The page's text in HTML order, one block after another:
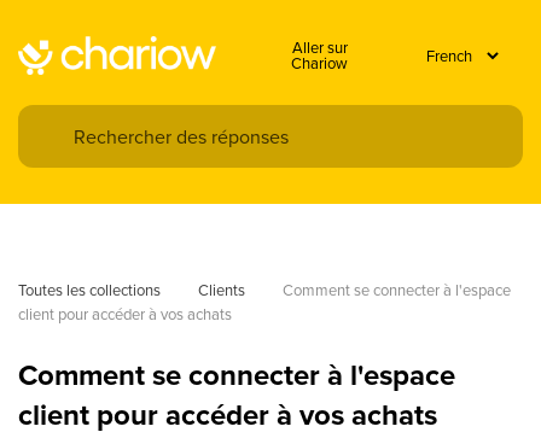
Aller sur
Chariow
Toutes les collections Clients
Comment se connecter à l'espace
client pour accéder à vos achats
Comment se connecter à l'espace
client pour accéder à vos achats